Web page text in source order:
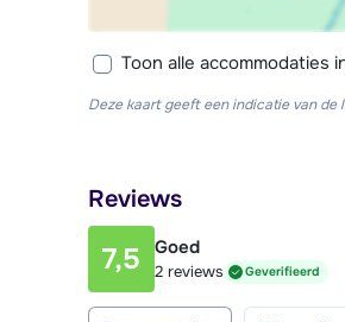
Toon alle accommodaties
Deze kaart geeft een indicatie van de
Reviews
7,5 Goed
2 reviews Geverifieerd